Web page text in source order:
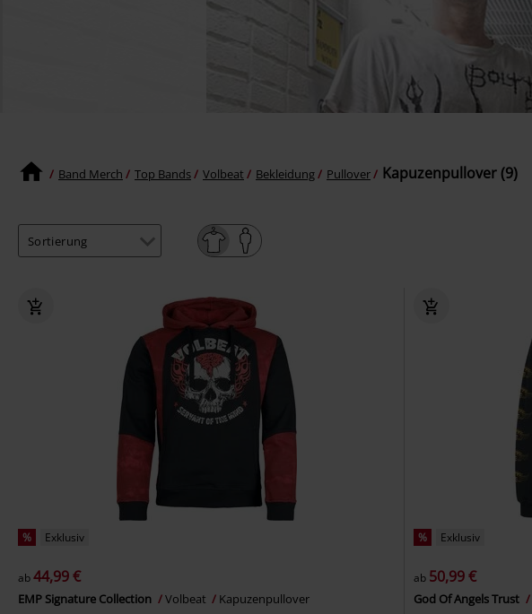
Band Merch Top Bands Volbeat Bekleidung Pullover Kapuzenpullover (9)
% Exklusiv
ab44,99 €
EMP Signature Collection Volbeat Kapuzenpullover
% Exklusiv
ab 50,99 €
God Of Angels Trust